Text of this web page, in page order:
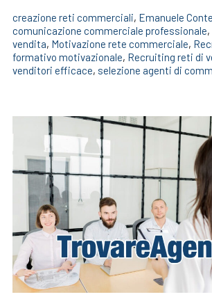
creazione reti commerciali, Emanuele Conte
comunicazione commerciale professionale,
vendita, Motivazione rete commerciale,
formativo motivazionale, Recruiting reti di
venditori efficace, selezione agenti di